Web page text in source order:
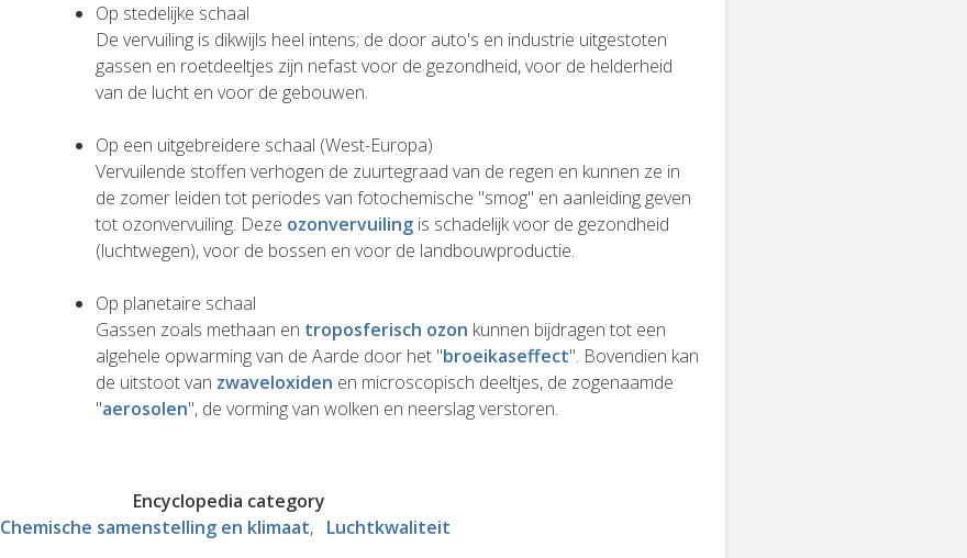
Op stedelijke schaal
De vervuiling is dikwijls heel intens; de door auto's en industrie uitgestoten
gassen en roetdeeltjes zijn nefast voor de gezondheid, voor de helderheid
van de lucht en voor de gebouwen.
Op een uitgebreidere schaal (West-Europa)
Vervuilende stoffen verhogen de zuurtegraad van de regen en kunnen ze in
de zomer leiden tot periodes van fotochemische "smog" en aanleiding geven
tot ozonvervuiling. Deze ozonvervuiling is schadelijk voor de gezondheid
(luchtwegen), voor de bossen en voor de landbouwproductie.
Op planetaire schaal
Gassen zoals methaan en troposferisch ozon kunnen bijdragen tot een
algehele opwarming van de Aarde door het "broeikaseffect". Bovendien kan
de uitstoot van zwaveloxiden en microscopisch deeltjes, de zogenaamde
"aerosolen", de vorming van wolken en neerslag verstoren.
Encyclopedia category
Chemische samenstelling en klimaat
Luchtkwaliteit